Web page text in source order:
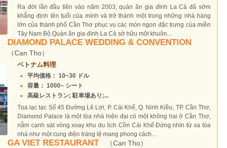
Ra đời lần đầu tiên vào năm 2003, quán ăn gia đình La Cà đã sớm
khẳng định tên tuổi của mình và trở thành một trong những nhà hàng
lớn của thành phố Cần Thơ phục vụ các món ngon đặc trưng của miền
Tây Nam Bộ.Quán ăn gia đình La Cà sở hữu một khuôn...
DIAMOND PALACE WEDDING & CONVENTION
（Can Tho）
ベトナム料理
平均価格： 10~30 ドル
容量： 1000~ シート
高級レストラン; 駐車場あり;...
Tọa lạc tạc Số 45 Đường Lê Lợi, P. Cái Khế, Q. Ninh Kiều, TP. Cần Thơ,
Diamond Palace là một tòa nhà hiện đại có một không hai ở Cần Thơ,
nằm cạnh sát vòng xoay khu du lịch Cồn Cái Khế.Đứng nhìn từ xa tòa
nhà như một cung điện tráng lệ mang phong cách...
GA VIET RESTAURANT （Can Tho）